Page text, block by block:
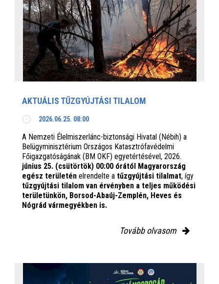
AKTUÁLIS TŰZGYÚJTÁSI TILALOM
2026.06.25. 08:00
A Nemzeti Élelmiszerlánc-biztonsági Hivatal (Nébih) a
Belügyminisztérium Országos Katasztrófavédelmi
Főigazgatóságának (BM OKF) egyetértésével, 2026.
június 25. (csütörtök) 00:00 órától Magyarország
egész területén elrendelte a tűzgyújtási tilalmat, így
tűzgyújtási tilalom van érvényben a teljes működési
területünkön, Borsod-Abaúj-Zemplén, Heves és
Nógrád vármegyékben is.
Tovább olvasom